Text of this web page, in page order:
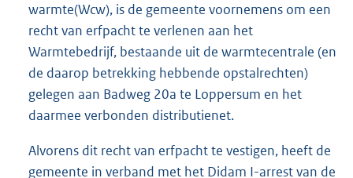
warmte(Wcw), is de gemeente voornemens om een
recht van erfpacht te verlenen aan het
Warmtebedrijf, bestaande uit de warmtecentrale (en
de daarop betrekking hebbende opstalrechten)
gelegen aan Badweg 20a te Loppersum en het
daarmee verbonden distributienet.
Alvorens dit recht van erfpacht te vestigen, heeft de
gemeente in verband met het Didam I-arrest van de